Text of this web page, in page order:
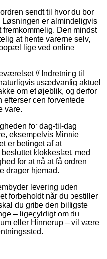
sendt til hvor du bor
Løsningen er almindeligvis
fremkommelig. Den mindst
at hente varerne selv,
lige ved online
// Indretning til
usædvanlig aktuel
om et øjeblik, og derfor
efterser den forventede
vare.
for dag-til-dag
eksempelvis Minnie
er betinget af at
klokkeslæt, med
for at nå at få ordren
drager hjemad.
levering uden
forbeholdt når du bestiller
du gribe den billigste
– ligegyldigt om du
eller Hinnerup – vil være